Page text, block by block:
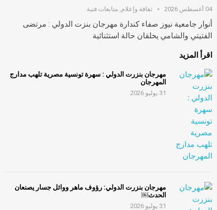
04 أغسطس 2026 ثقافة وإعلام متابعات فنية
أنوار جامعية نيوز صفاء كندارة مهرجان بنزت الدولي : مرتضى
الفتيتي والشامي يخلقان حالة استثنائية
اقرأ المزيد
مهرجان بنزرت الدولي : سهرة تونسية مصرية تلهب مدارج
المهرجان
31 يوليو 2026
مهرجان بنزرت الدولي: رؤوف ماهر ووائل جسار يصنعان
الحدث￼
31 يوليو 2026